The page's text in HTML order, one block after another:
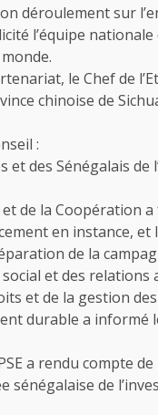
déroulement sur
l’équipe
le Chef de
chinoise de
:
des Sénégalais
et de la Coopération
en instance,
de la
et des
et de la gestion
durable a informé
a rendu compte
sénégalaise de